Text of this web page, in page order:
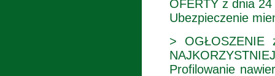
OFERTY z dnia
Ubezpieczenie
>
Profilowanie